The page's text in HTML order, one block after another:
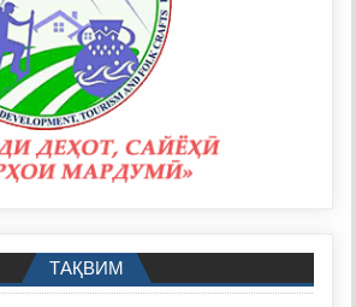
ТАҚВИМ